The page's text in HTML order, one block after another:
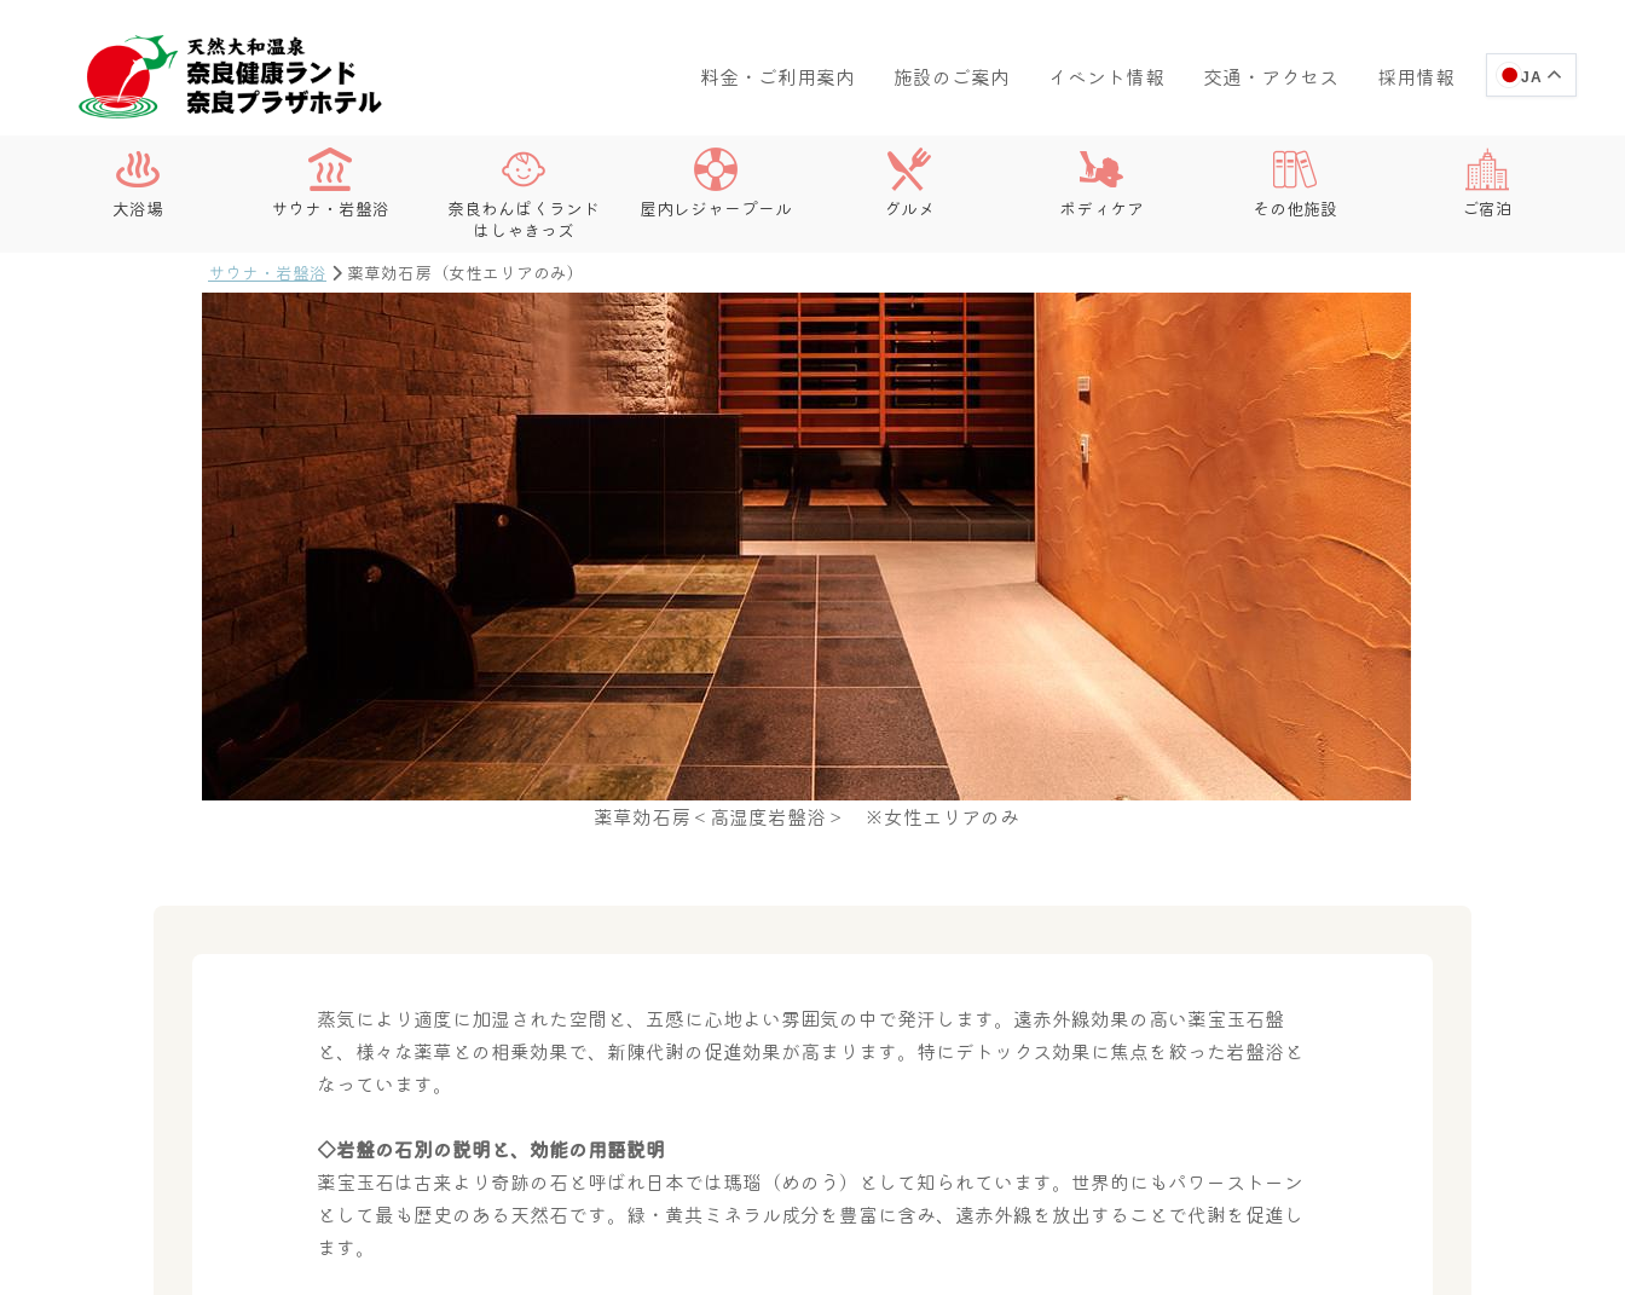
料金・ご利用案内 施設のご案内 イベント情報 交通・アクセス 採用情報 JA
大浴場 サウナ・岩盤浴
奈良わんぱくランド
はしゃきっズ
屋内レジャープール グルメ ボディケア その他施設 ご宿泊
サウナ・岩盤浴 薬草効石房（女性エリアのみ）
薬草効石房＜高湿度岩盤浴＞ ※女性エリアのみ
蒸気により適度に加湿された空間と、五感に心地よい雰囲気の中で発汗します。遠赤外線効果の高い薬宝玉石盤
と、様々な薬草との相乗効果で、新陳代謝の促進効果が高まります。特にデトックス効果に焦点を絞った岩盤浴と
なっています。
◇岩盤の石別の説明と、効能の用語説明
薬宝玉石は古来より奇跡の石と呼ばれ日本では瑪瑙（めのう）として知られています。世界的にもパワーストーン
として最も歴史のある天然石です。緑・黄共ミネラル成分を豊富に含み、遠赤外線を放出することで代謝を促進し
ます。